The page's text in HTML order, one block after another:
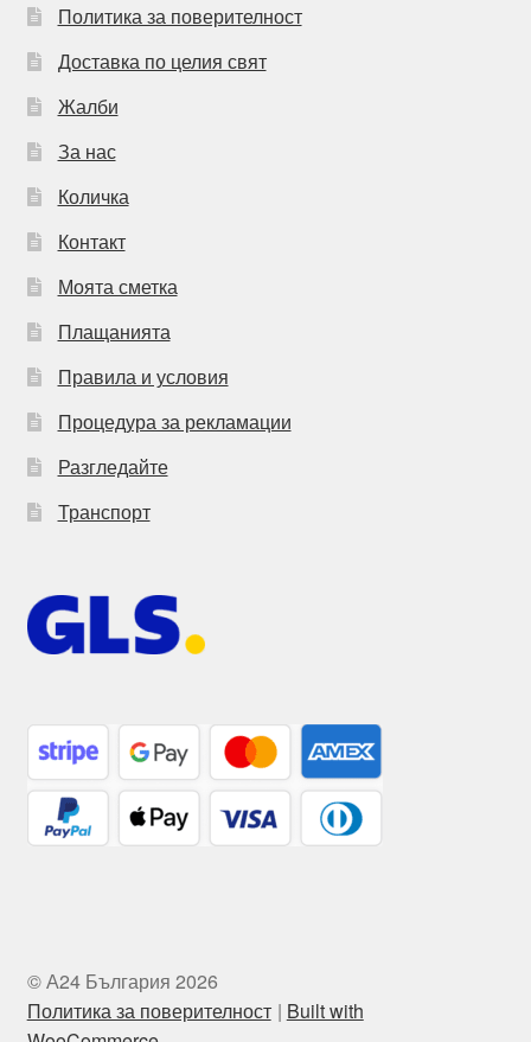
Политика за поверителност
Доставка по целия свят
Жалби
За нас
Количка
Контакт
Моята сметка
Плащанията
Правила и условия
Процедура за рекламации
Разгледайте
Транспорт
© А24 България 2026
Политика за поверителност
Built with